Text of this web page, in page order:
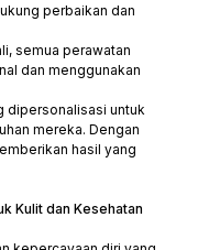
perbaikan dan
semua perawatan
dan menggunakan
dipersonalisasi untuk
mereka. Dengan
hasil yang
Kulit dan Kesehatan